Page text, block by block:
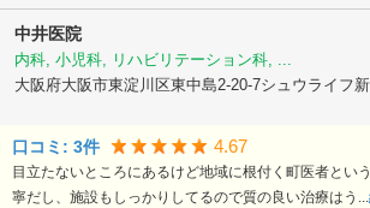
中井医院
内科, 小児科, リハビリテーション科, ...
大阪府大阪市東淀川区東中島2-20-7シュウライフ
口コミ: 3件 4.67
目立たないところにあるけど地域に根付く町医者とい
寧だし、施設もしっかりしてるので質の良い治療はう...